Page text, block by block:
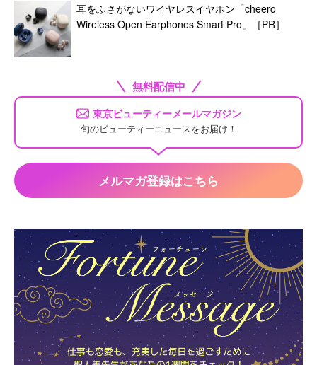
耳をふさがないワイヤレスイヤホン「cheero
Wireless Open Earphones Smart Pro」［PR］
無料配信中
東京ビューティーメールマガジン
旬のビューティーニュースをお届け！
メルマガ登録はこちら